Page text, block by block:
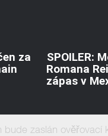
za
SPOILER:
Romana
zápas v
bude zaslán ověřovací